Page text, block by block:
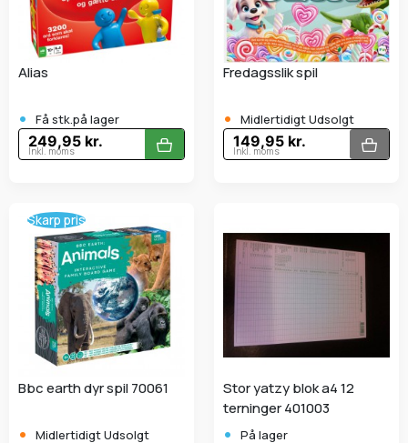
Alias
• Få stk.på lager
249,95 kr.
Inkl. moms
Fredagsslik spil
• Midlertidigt Udsolgt
149,95 kr.
Inkl. moms
Skarp pris
Bbc earth dyr spil 70061
• Midlertidigt Udsolgt
Stor yatzy blok a4 12
terninger 401003
• På lager